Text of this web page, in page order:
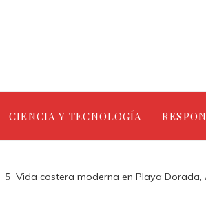
CIENCIA Y TECNOLOGÍA
Vida costera moderna en Playa Dorada,